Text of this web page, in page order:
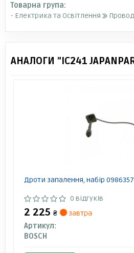
Товарна група:
- Електрика та Освітлення
АНАЛОГИ "IC241
Дроти запалення, набір
0 відгуків
2 225 ₴
завтра
Артикул:
BOSCH